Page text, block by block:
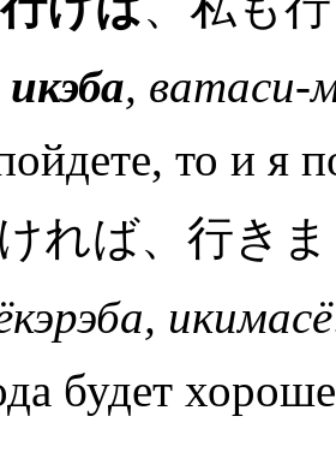
икэба, ватаси-
то и я
れば、行き
будет